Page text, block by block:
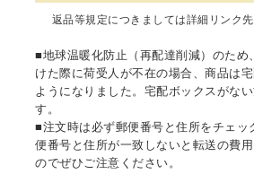
返品等規定につきましては詳細リンク先
■地球温暖化防止（再配達削減）のため
けた際に荷受人が不在の場合、商品は
ようになりました。宅配ボックスがな
す。
■注文時は必ず郵便番号と住所をチェッ
便番号と住所が一致しないと転送の費
のでぜひご注意ください。